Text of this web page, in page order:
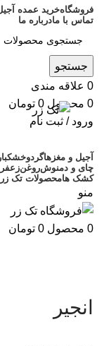
فروشگاهخرید عمده
تماس با مادرباره ما
جستجو
0 علاقه مندی
0 محصول 0 تومان
ورود / ثبت نام
آجیل و مغزهاگردوخشکبار
چای و دمنوشروغن
کشک هامحصولات تک زر
منو
0 محصول 0 تومان
انجیر